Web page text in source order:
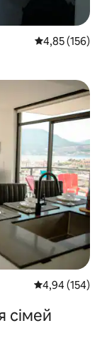
Середня
4,85 (156)
Середня
4,94 (154)
сімей